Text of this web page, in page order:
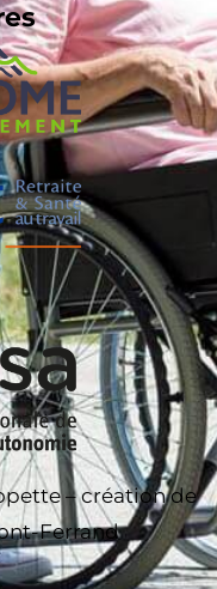
– création de
Ferrand